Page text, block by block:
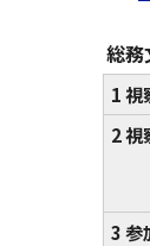
総務
1 視
2 視
3 参